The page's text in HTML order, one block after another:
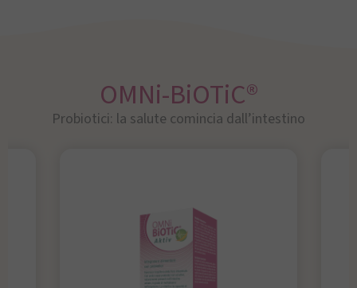
OMNi-BiOTiC®
Probiotici: la salute comincia dall’intestino